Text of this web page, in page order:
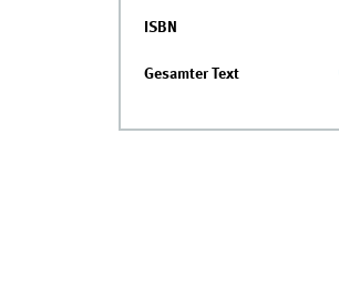
ISBN
Gesamter Text